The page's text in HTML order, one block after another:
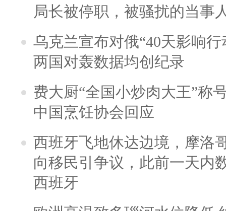
局长被停职，被骚扰的当事
乌克兰宣布对俄“40天影响
两国对轰数据均创纪录
费大厨“全国小炒肉大王”称
中国烹饪协会回应
西班牙飞地休达边境，摩洛
向移民引争议，此前一天内
西班牙